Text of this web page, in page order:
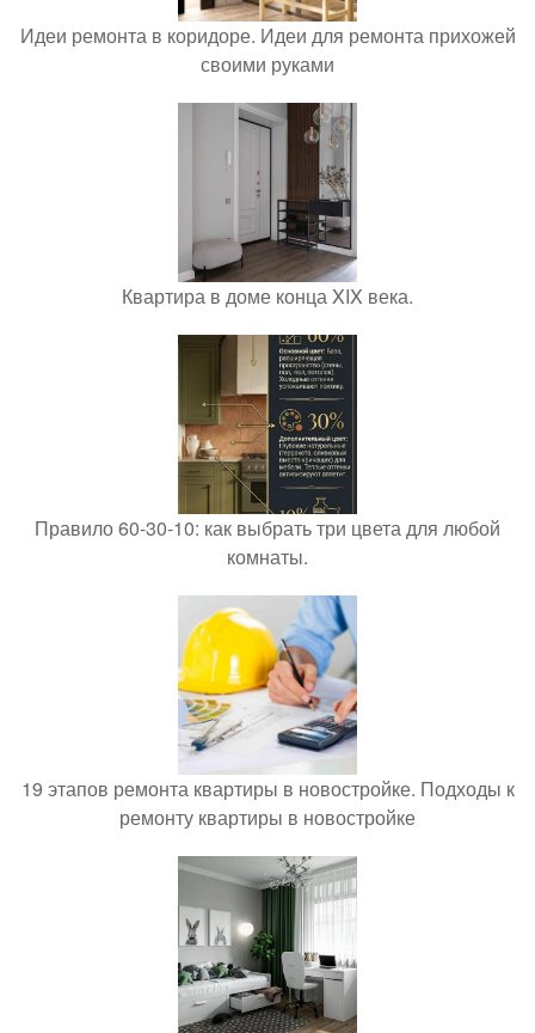
Идеи ремонта в коридоре. Идеи для ремонта прихожей
своими руками
Квартира в доме конца XIX века.
Правило 60-30-10: как выбрать три цвета для любой
комнаты.
19 этапов ремонта квартиры в новостройке. Подходы к
ремонту квартиры в новостройке